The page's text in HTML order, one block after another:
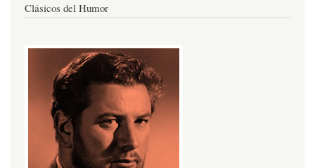
Clásicos del Humor